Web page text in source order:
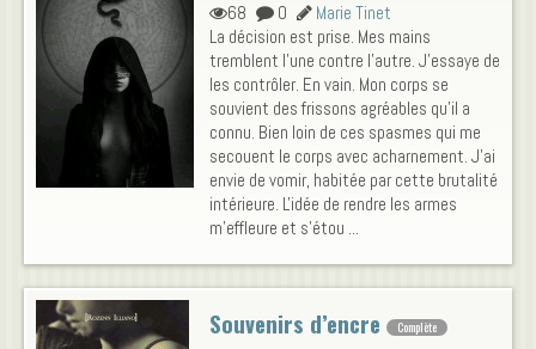
68 0
Marie Tinet
La décision est prise. Mes mains
tremblent l'une contre l'autre. J'essaye de
les contrôler. En vain. Mon corps se
souvient des frissons agréables qu'il a
connu. Bien loin de ces spasmes qui me
secouent le corps avec acharnement. J'ai
envie de vomir, habitée par cette brutalité
intérieure. L'idée de rendre les armes
m'effleure et s’étou ...
Souvenirs d’encre Complète